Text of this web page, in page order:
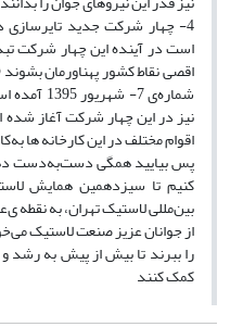
4- چهار شرکت جدید
است در آینده این چهار شرکت
اقصی نقاط کشور پهناورمان
شماره‌ی
نیز در این چهار شرکت آغاز شده
اقوام مختلف در این کارخانه‌ ها
پس بیایید همگی دست‌به‌دست
کنیم تا سیزدهمین همایش
بین‌مللی لاستیک تهران، به نقطه
از جوانان عزیز صنعت لاستیک
را ببرند تا بیش از پیش به
کمک کنند